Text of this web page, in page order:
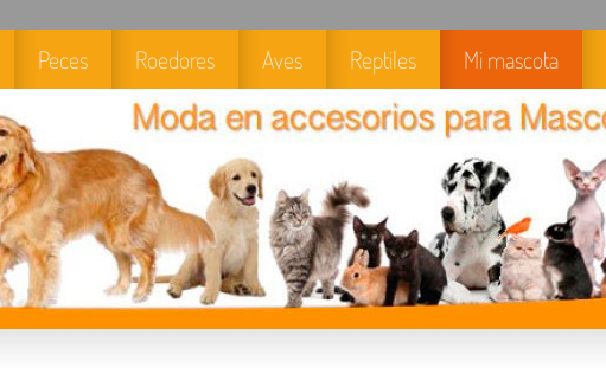
Peces Roedores Aves Reptiles Mi mascota